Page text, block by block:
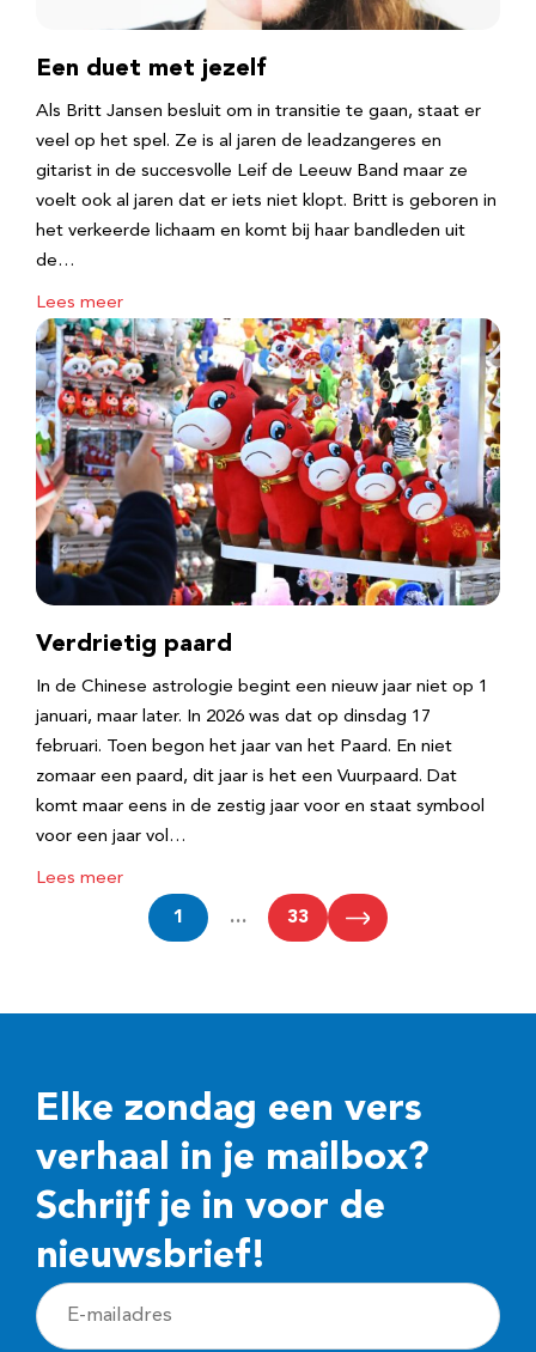
Een duet met jezelf
Als Britt Jansen besluit om in transitie te gaan, staat er
veel op het spel. Ze is al jaren de leadzangeres en
gitarist in de succesvolle Leif de Leeuw Band maar ze
voelt ook al jaren dat er iets niet klopt. Britt is geboren in
het verkeerde lichaam en komt bij haar bandleden uit
de…
Lees meer
Verdrietig paard
In de Chinese astrologie begint een nieuw jaar niet op 1
januari, maar later. In 2026 was dat op dinsdag 17
februari. Toen begon het jaar van het Paard. En niet
zomaar een paard, dit jaar is het een Vuurpaard. Dat
komt maar eens in de zestig jaar voor en staat symbool
voor een jaar vol…
Lees meer
1 … 33
Elke zondag een vers
verhaal in je mailbox?
Schrijf je in voor de
nieuwsbrief!
E
-